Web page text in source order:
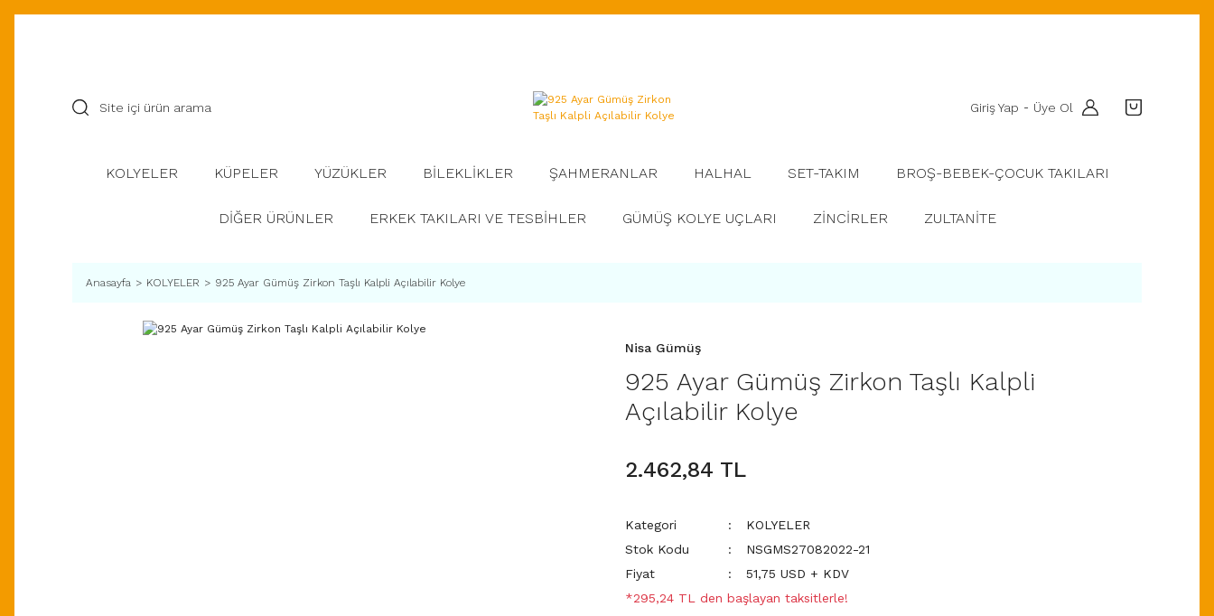
Giriş Yap - Üye Ol
KOLYELER KÜPELER YÜZÜKLER BİLEKLİKLER ŞAHMERANLAR HALHAL SET-TAKIM BROŞ-BEBEK-ÇOCUK TAKILARI
DİĞER ÜRÜNLER ERKEK TAKILARI VE TESBİHLER GÜMÜŞ KOLYE UÇLARI ZİNCİRLER ZULTANİTE
Anasayfa KOLYELER 925 Ayar Gümüş Zirkon Taşlı Kalpli Açılabilir Kolye
Nisa Gümüş
925 Ayar Gümüş Zirkon Taşlı Kalpli
Açılabilir Kolye
2.462,84 TL
Kategori
KOLYELER
Stok Kodu
NSGMS27082022-21
Fiyat
51,75 USD + KDV
*295,24 TL den başlayan taksitlerle!